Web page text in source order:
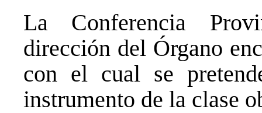
La Conferencia
dirección del Órgano
con el cual se
instrumento de la clase